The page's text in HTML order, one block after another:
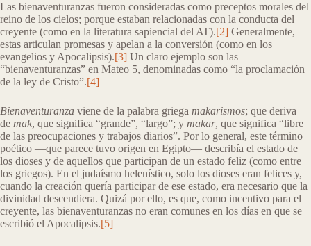
Las bienaventuranzas fueron consideradas como preceptos morales del
reino de los cielos; porque estaban relacionadas con la conducta del
creyente (como en la literatura sapiencial del AT).[2] Generalmente,
estas articulan promesas y apelan a la conversión (como en los
evangelios y Apocalipsis).[3] Un claro ejemplo son las
“bienaventuranzas” en Mateo 5, denominadas como “la proclamación
de la ley de Cristo”.[4]
Bienaventuranza viene de la palabra griega makarismos; que deriva
de mak, que significa “grande”, “largo”; y makar, que significa “libre
de las preocupaciones y trabajos diarios”. Por lo general, este término
poético —que parece tuvo origen en Egipto— describía el estado de
los dioses y de aquellos que participan de un estado feliz (como entre
los griegos). En el judaísmo helenístico, solo los dioses eran felices y,
cuando la creación quería participar de ese estado, era necesario que la
divinidad descendiera. Quizá por ello, es que, como incentivo para el
creyente, las bienaventuranzas no eran comunes en los días en que se
escribió el Apocalipsis.[5]